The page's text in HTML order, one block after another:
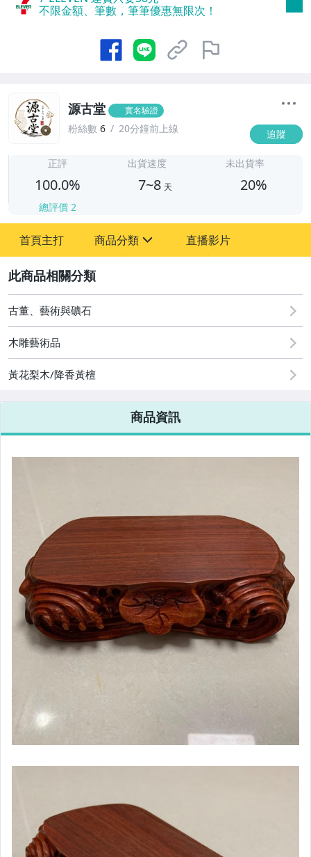
不限金額、筆數，筆筆優惠無限次！
源古堂 實名驗證
粉絲數 6 20分鐘前上線 追蹤
正評
100.0%
總評價 2
出貨速度
7~8 天
未出貨率
20%
首頁主打 商品分類
古董、藝術與礦石
手錶與飾品配件
直播影片
古董、藝術與礦石
木雕藝術品
黃花梨木/降香黃檀
商品資訊